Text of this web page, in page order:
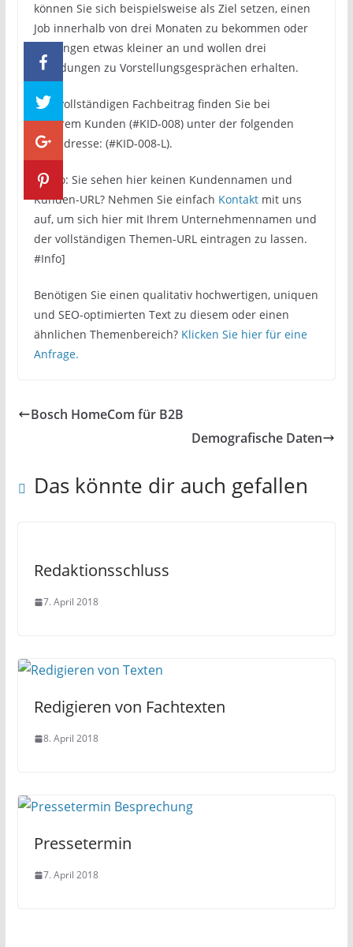
können Sie sich beispielsweise als Ziel setzen, einen
Job innerhalb von drei Monaten zu bekommen oder
Sie fangen etwas kleiner an und wollen drei
Einladungen zu Vorstellungsgesprächen erhalten.
Den vollständigen Fachbeitrag finden Sie bei
unserem Kunden (#KID-008) unter der folgenden
Webadresse: (#KID-008-L).
[#Info: Sie sehen hier keinen Kundennamen und
Kunden-URL? Nehmen Sie einfach Kontaktmit uns
auf, um sich hier mit Ihrem Unternehmennamen und
der vollständigen Themen-URL eintragen zu lassen.
#Info]
Benötigen Sie einen qualitativ hochwertigen, uniquen
und SEO-optimierten Text zu diesem oder einen
ähnlichen Themenbereich? Klicken Sie hier für eine
Anfrage.
Bosch HomeCom für B2B
Demografische Daten
Das könnte dir auch gefallen
Redaktionsschluss
7. April 2018
Redigieren von Fachtexten
8. April 2018
Pressetermin
7. April 2018